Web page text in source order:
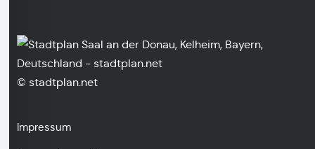
© stadtplan.net
Impressum